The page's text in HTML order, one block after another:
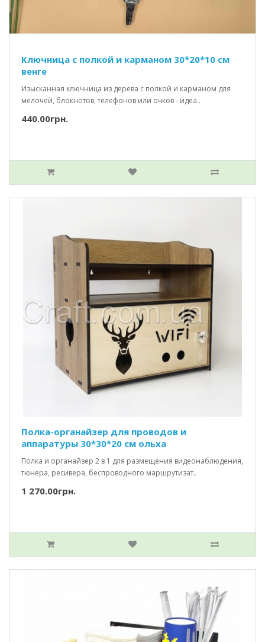
Ключница с полкой и карманом 30*20*10 см
венге
Изысканная ключница из дерева с полкой и карманом для
мелочей, блокнотов, телефонов или очков - идеа..
440.00грн.
Полка-органайзер для проводов и
аппаратуры 30*30*20 см ольха
Полка и органайзер 2 в 1 для размещения видеонаблюдения,
тюнера, ресивера, беспроводного маршрутизат..
1 270.00грн.